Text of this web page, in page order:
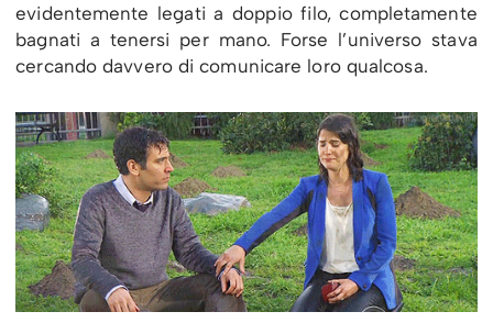
evidentemente legati a doppio filo, completamente
bagnati a tenersi per mano. Forse l’universo stava
cercando davvero di comunicare loro qualcosa.